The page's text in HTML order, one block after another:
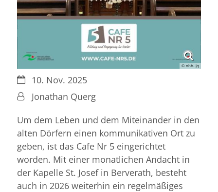
© nhb- jq
Datum:10. Nov. 2025
Von:Jonathan Querg
Um dem Leben und dem Miteinander in den
alten Dörfern einen kommunikativen Ort zu
geben, ist das Cafe Nr 5 eingerichtet
worden. Mit einer monatlichen Andacht in
der Kapelle St. Josef in Berverath, besteht
auch in 2026 weiterhin ein regelmäßiges